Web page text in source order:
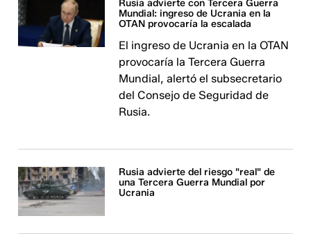
Rusia advierte con Tercera Guerra
Mundial: ingreso de Ucrania en la
OTAN provocaría la escalada
El ingreso de Ucrania en la OTAN
provocaría la Tercera Guerra
Mundial, alertó el subsecretario
del Consejo de Seguridad de
Rusia.
Rusia advierte del riesgo "real" de
una Tercera Guerra Mundial por
Ucrania